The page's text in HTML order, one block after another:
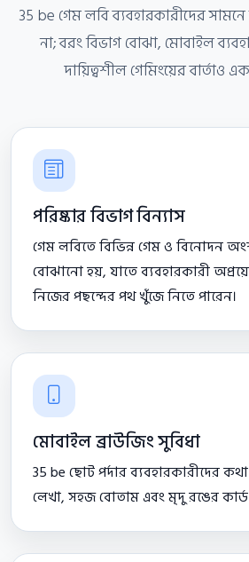
35 be গেম লবি ব্যবহারকারীদের
না; বরং বিভাগ বোঝা, মোবাইল
দায়িত্বশীল গেমিংয়ের বার্তাও
পরিষ্কার বিভাগ বিন্যাস
গেম লবিতে বিভিন্ন গেম ও বিনোদন
বোঝানো হয়, যাতে ব্যবহারকারী
নিজের পছন্দের পথ খুঁজে নিতে পারেন।
মোবাইল ব্রাউজিং সুবিধা
35 be ছোট পর্দার ব্যবহারকারীদের
লেখা, সহজ বোতাম এবং মৃদু রঙের কার্ড